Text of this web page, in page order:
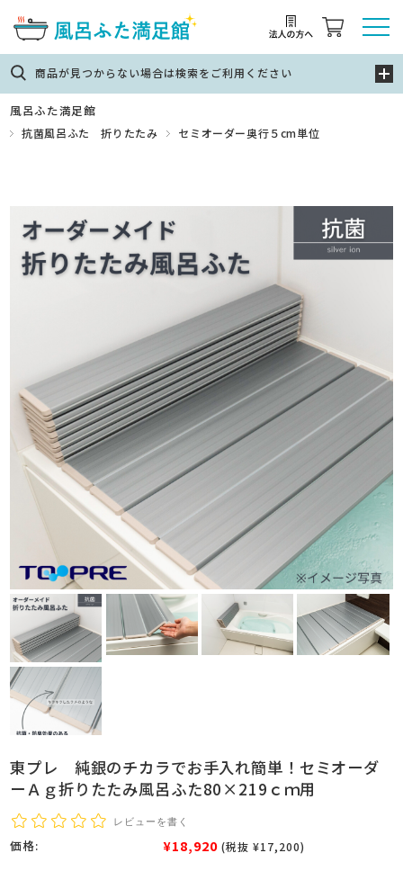
商品が見つからない場合は検索をご利用ください
風呂ふた満足館
抗菌風呂ふた 折りたたみ セミオーダー奥行５cm単位
東プレ 純銀のチカラでお手入れ簡単！セミオーダ
ーＡｇ折りたたみ風呂ふた80×219ｃｍ用
レビューを書く
価格: ¥18,920 (税抜 ¥17,200)